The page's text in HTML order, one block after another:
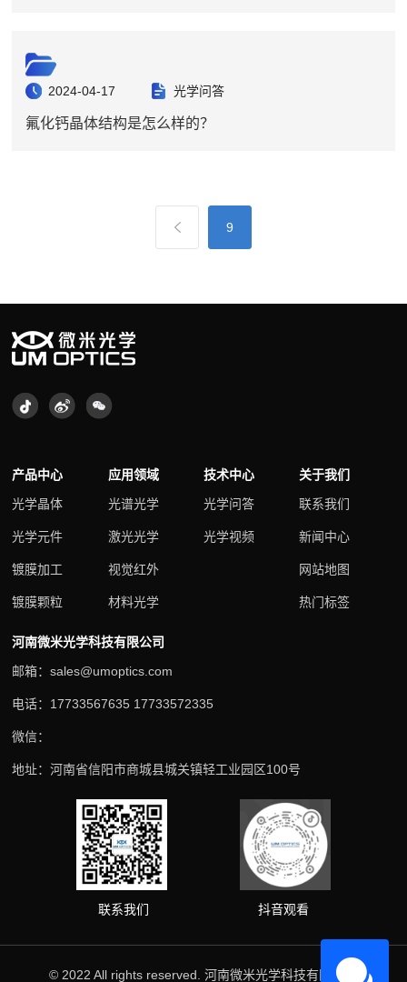
2024-04-17 光学问答
氟化钙晶体结构是怎么样的？
9
产品中心
光学晶体
光学元件
镀膜加工
镀膜颗粒
应用领域
光谱光学
激光光学
视觉红外
材料光学
技术中心
光学问答
光学视频
关于我们
联系我们
新闻中心
网站地图
热门标签
河南微米光学科技有限公司
邮箱：sales@umoptics.com
电话：17733567635 17733572335
微信：
地址：河南省信阳市商城县城关镇轻工业园区100号
联系我们 抖音观看
© 2022 All rights reserved. 河南微米光学科技有限公司